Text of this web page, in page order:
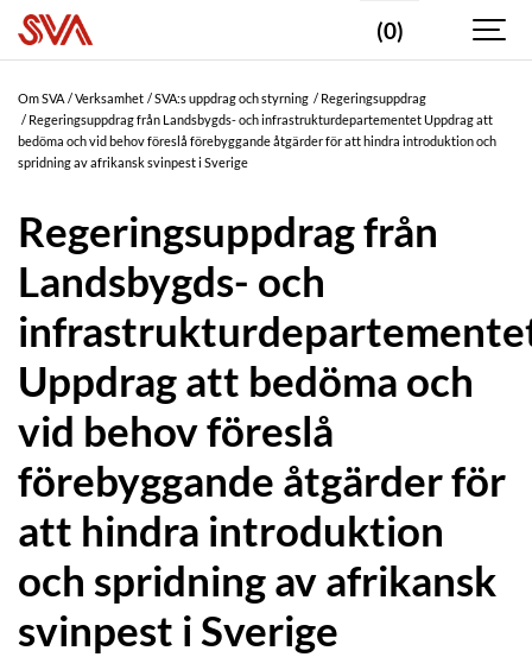
(0)
Om SVA Verksamhet SVA:s uppdrag och styrning
Regeringsuppdrag
Regeringsuppdrag från Landsbygds- och infrastrukturdepartementet Uppdrag att
bedöma och vid behov föreslå förebyggande åtgärder för att hindra introduktion och
spridning av afrikansk svinpest i Sverige
Regeringsuppdrag från
Landsbygds- och
Uppdrag att bedöma och
vid behov föreslå
förebyggande åtgärder för
att hindra introduktion
och spridning av afrikansk
svinpest i Sverige